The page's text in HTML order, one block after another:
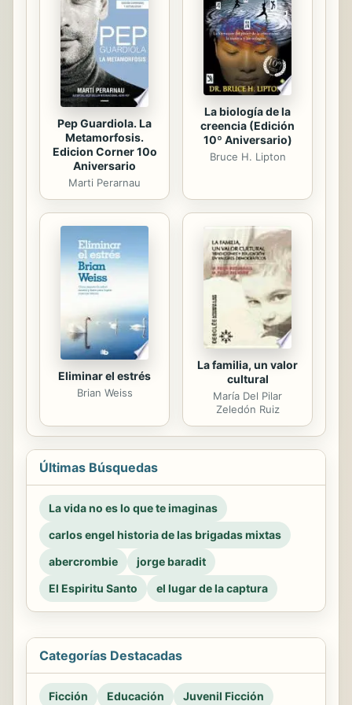
aparecida por primera vez en la
revista francesa Record el 15 de
enero de 1962 es garantía de gags
hilarantes y...
Pep Guardiola. La
Metamorfosis.
Edicion Corner 10o
Aniversario
Marti Perarnau
La biología de la
creencia (Edición
10º Aniversario)
Bruce H. Lipton
Eliminar el estrés
Brian Weiss
La familia, un valor
cultural
María Del Pilar
Zeledón Ruiz
Últimas Búsquedas
La vida no es lo que te imaginas
carlos engel historia de las brigadas mixtas
abercrombie
jorge baradit
El Espiritu Santo
el lugar de la captura
Categorías Destacadas
Ficción Educación Juvenil Ficción